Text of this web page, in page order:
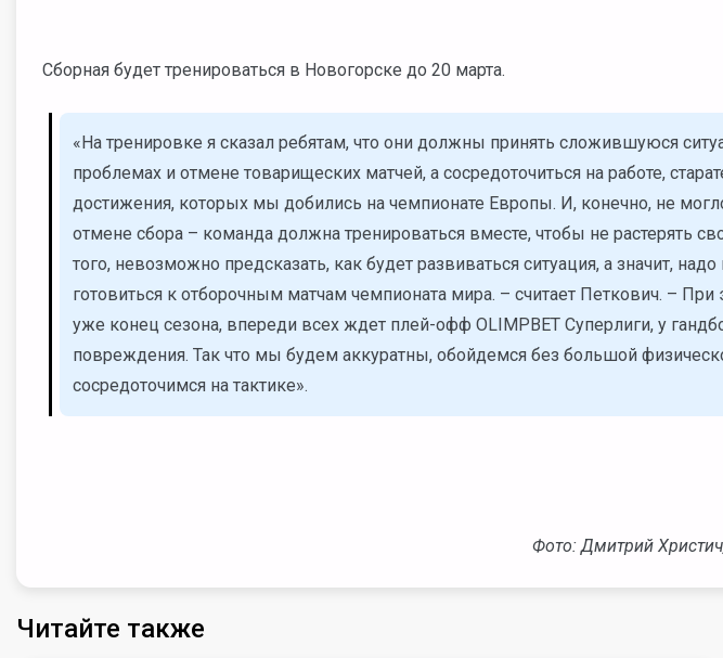
Сборная будет тренироваться в Новогорске до 20 марта.
«На тренировке я сказал ребятам, что они должны принять сложившуюся
проблемах и отмене товарищеских матчей, а сосредоточиться на работе,
достижения, которых мы добились на чемпионате Европы. И, конечно, не
отмене сбора – команда должна тренироваться вместе, чтобы не растерять
того, невозможно предсказать, как будет развиваться ситуация, а значит,
готовиться к отборочным матчам чемпионата мира. – считает Петкович. – При
уже конец сезона, впереди всех ждет плей-офф OLIMPBET Суперлиги, у
повреждения. Так что мы будем аккуратны, обойдемся без большой
сосредоточимся на тактике».
Фото: Дмитрий
Читайте также